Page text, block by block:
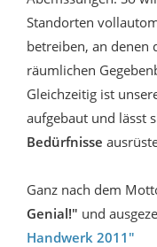
Standorten
betreiben, an denen
räumlichen
Gleichzeitig ist
aufgebaut und lässt
Bedürfnisse
Ganz nach dem
Genial!" und
Handwerk 2011"